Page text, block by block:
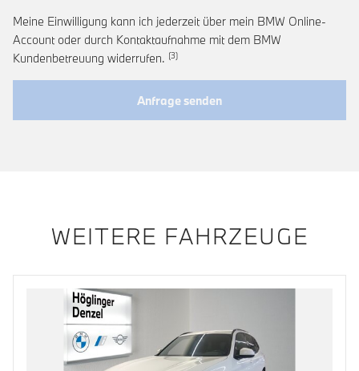
Meine Einwilligung kann ich jederzeit über mein BMW Online-
Account oder durch Kontaktaufnahme mit dem BMW
Kundenbetreuung widerrufen. Link zur Fußnote: Widerruf der
Anfrage senden
WEITERE FAHRZEUGE